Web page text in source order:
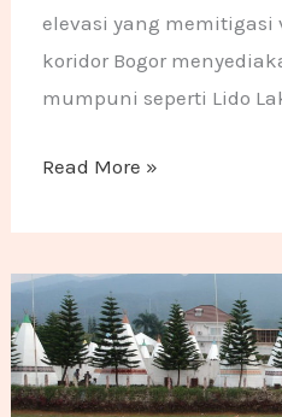
elevasi yang memitigasi
koridor Bogor
mumpuni seperti Lido
Read More »
31 Tempat Gathering di